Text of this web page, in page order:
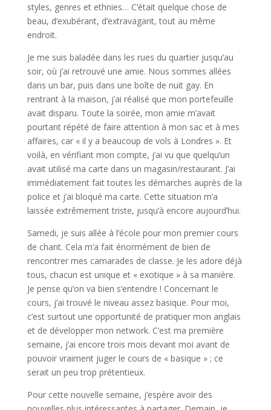
styles, genres et ethnies… C’était quelque chose de
beau, d’exubérant, d’extravagant, tout au même
endroit.
Je me suis baladée dans les rues du quartier jusqu’au
soir, où j’ai retrouvé une amie. Nous sommes allées
dans un bar, puis dans une boîte de nuit gay. En
rentrant à la maison, j’ai réalisé que mon portefeuille
avait disparu. Toute la soirée, mon amie m’avait
pourtant répété de faire attention à mon sac et à mes
affaires, car « il y a beaucoup de vols à Londres ». Et
voilà, en vérifiant mon compte, j’ai vu que quelqu’un
avait utilisé ma carte dans un magasin/restaurant. J’ai
immédiatement fait toutes les démarches auprès de la
police et j’ai bloqué ma carte. Cette situation m’a
laissée extrêmement triste, jusqu’à encore aujourd’hui.
Samedi, je suis allée à l’école pour mon premier cours
de chant. Cela m’a fait énormément de bien de
rencontrer mes camarades de classe. Je les adore déjà
tous, chacun est unique et « exotique » à sa manière.
Je pense qu’on va bien s’entendre ! Concernant le
cours, j’ai trouvé le niveau assez basique. Pour moi,
c’est surtout une opportunité de pratiquer mon anglais
et de développer mon network. C’est ma première
semaine, j’ai encore trois mois devant moi avant de
pouvoir vraiment juger le cours de « basique » ; ce
serait un peu trop prétentieux.
Pour cette nouvelle semaine, j’espère avoir des